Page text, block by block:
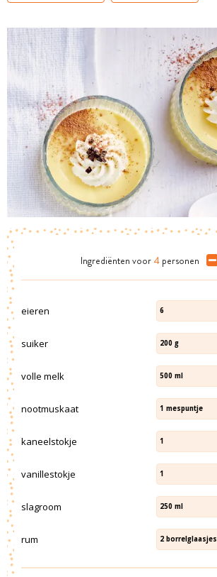
Ingrediënten voor 4 personen
eieren 6
suiker 200 g
volle melk 500 ml
nootmuskaat 1 mespuntje
kaneelstokje 1
vanillestokje 1
slagroom 250 ml
rum 2 borrelglaasjes